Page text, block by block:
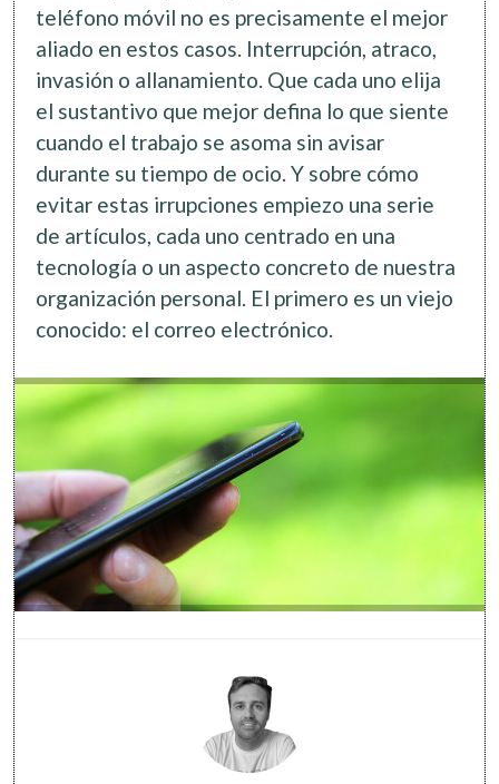
teléfono móvil no es precisamente el mejor
aliado en estos casos. Interrupción, atraco,
invasión o allanamiento. Que cada uno elija
el sustantivo que mejor defina lo que siente
cuando el trabajo se asoma sin avisar
durante su tiempo de ocio. Y sobre cómo
evitar estas irrupciones empiezo una serie
de artículos, cada uno centrado en una
tecnología o un aspecto concreto de nuestra
organización personal. El primero es un viejo
conocido: el correo electrónico.